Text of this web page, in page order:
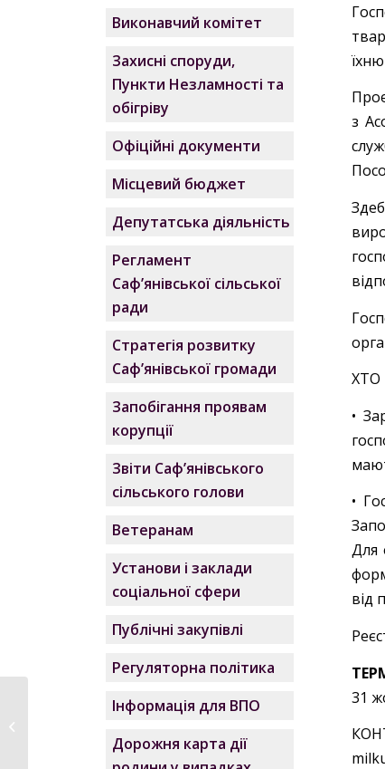
з
•
•
Для
від
31
Виконавчий комітет
Захисні споруди,
Пункти Незламності та
обігріву
Офіційні документи
Місцевий бюджет
Депутатська діяльність
Регламент
Саф’янівської сільської
ради
Стратегія розвитку
Саф’янівської громади
Запобігання проявам
корупції
Звіти Саф’янівського
сільського голови
Ветеранам
Установи і заклади
соціальної сфери
Публічні закупівлі
Регуляторна політика
Інформація для ВПО
Дорожня карта дії